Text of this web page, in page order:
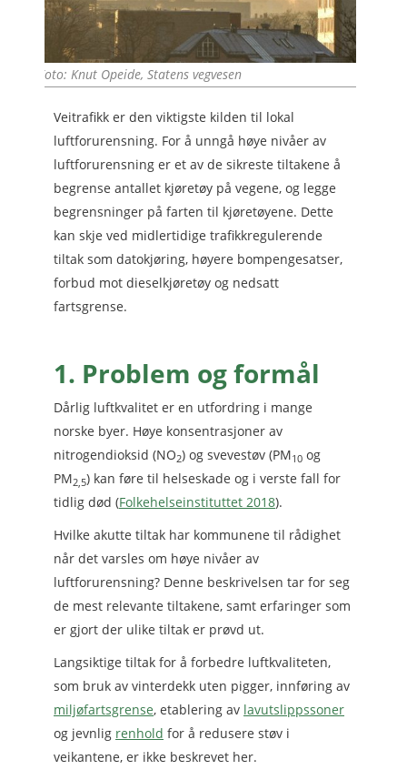
Foto: Knut Opeide, Statens vegvesen
Veitrafikk er den viktigste kilden til lokal
luftforurensning. For å unngå høye nivåer av
luftforurensning er et av de sikreste tiltakene å
begrense antallet kjøretøy på vegene, og legge
begrensninger på farten til kjøretøyene. Dette
kan skje ved midlertidige trafikkregulerende
tiltak som datokjøring, høyere bompengesatser,
forbud mot dieselkjøretøy og nedsatt
fartsgrense.
1. Problem og formål
Dårlig luftkvalitet er en utfordring i mange
norske byer. Høye konsentrasjoner av
nitrogendioksid (NO2) og svevestøv (PM10 og
PM2,5) kan føre til helseskade og i verste fall for
tidlig død (Folkehelseinstituttet 2018).
Hvilke akutte tiltak har kommunene til rådighet
når det varsles om høye nivåer av
luftforurensning? Denne beskrivelsen tar for seg
de mest relevante tiltakene, samt erfaringer som
er gjort der ulike tiltak er prøvd ut.
Langsiktige tiltak for å forbedre luftkvaliteten,
som bruk av vinterdekk uten pigger, innføring av
miljøfartsgrense, etablering av lavutslippssoner
og jevnlig renhold for å redusere støv i
veikantene, er ikke beskrevet her.